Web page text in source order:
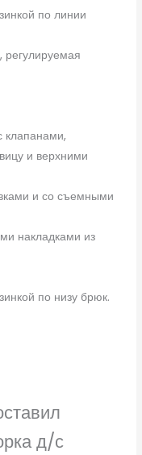
по линии
регулируемая
клапанами,
и верхними
и со съемными
накладками из
по низу брюк.
д/с